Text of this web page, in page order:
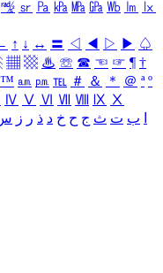
㎯ ㏛ ㎩ ㎪ ㎫ ㎬ ㏝ ㏐
㏓
↑ ↓ ↔ 〓 ◁ ◀ ▷ ▶ ♤
▦ ▩ ♨ ☏ ☎ ☜ ☞ ¶ †
™ ㏂ ㏘ ℡ ＃ ＆ ＊ ＠ ª º
Ⅳ Ⅴ Ⅵ Ⅶ Ⅷ Ⅸ Ⅹ
ب ت ث ج ح خ د ذ ر ز